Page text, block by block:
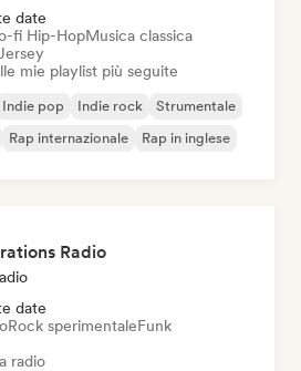
date
fi Hip-HopMusica classica
mie playlist più seguite
Indie pop Indie rock
Strumentale
Rap internazionale Rap in inglese
Radio
date
Rock sperimentaleFunk
radio